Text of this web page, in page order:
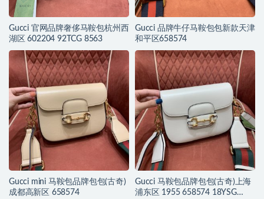
Gucci 官网品牌奢侈马鞍包杭州西
湖区 602204 92TCG 8563
Gucci 品牌牛仔马鞍包包新款天津
和平区658574
Gucci mini 马鞍包品牌包包(古奇)
成都高新区 658574
Gucci 马鞍包品牌包包(古奇)上海
浦东区 1955 658574 18YSG